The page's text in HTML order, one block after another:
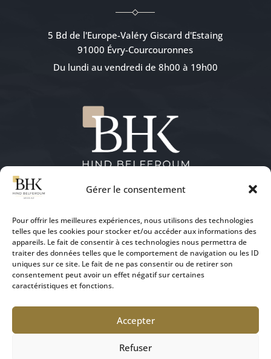
Gérer le consentement
Pour offrir les meilleures expériences, nous utilisons des technologies
telles que les cookies pour stocker et/ou accéder aux informations des
appareils. Le fait de consentir à ces technologies nous permettra de
traiter des données telles que le comportement de navigation ou les ID
uniques sur ce site. Le fait de ne pas consentir ou de retirer son
consentement peut avoir un effet négatif sur certaines
caractéristiques et fonctions.
Accepter
Refuser
5 Bd de l'Europe-Valéry Giscard d'Estaing
91000 Évry-Courcouronnes
Du lundi au vendredi de 8h00 à 19h00
NOUS CONTACTER
07 49 33 29 59
Copyright © 2026 Cabinet d'Avocat Maître Hind
BELFEROUM tous droits réservés.